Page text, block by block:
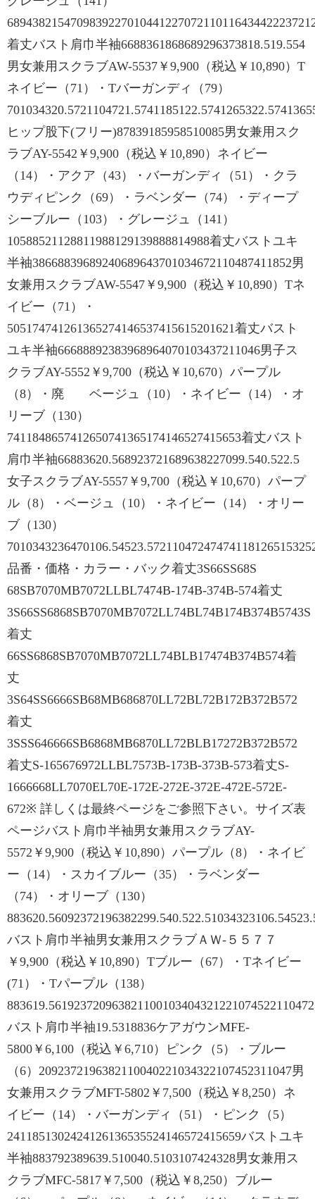
着丈バスト肩巾半袖6688361868689296373818.519.554
男女兼用スクラブAW-5537￥9,900（税込￥10,890）T
ネイビー（71）・Tバーガンディ（79）
ヒップ股下(フリー)87839185958510085男女兼用スク
ラブAY-5542￥9,900（税込￥10,890）ネイビー
（14）・アクア（43）・バーガンディ（51）・クラ
ウディピンク（69）・ラベンダー（74）・ディープ
シーブルー（103）・グレージュ（141）
10588521128811988129139888814988着丈バストユキ
半袖38668839689240689643701034672110487411852男
女兼用スクラブAW-5547￥9,900（税込￥10,890）Tネ
イビー（71）・
505174741261365274146537415615201621着丈バスト
ユキ半袖66688892383968964070103437211046男子ス
クラブAY-5552￥9,700（税込￥10,670）パープル
（8）・廃 ベージュ（10）・ネイビー（14）・オ
リーブ（130）
7411848657412650741365174146527415653着丈バスト
肩巾半袖66883620.568923721689638227099.540.522.5
女子スクラブAY-5557￥9,700（税込￥10,670）パープ
ル（8）・ベージュ（10）・ネイビー（14）・オリー
ブ（130）
品番・価格・カラー・バック着丈3S66SS68S
68SB7070MB7072LLBL7474B-174B-374B-574着丈
3S66SS6868SB7070MB7072LL74BL74B174B374B5743S
着丈
66SS6868SB7070MB7072LL74BLB17474B374B574着
丈
3S64SS6666SB68MB686870LL72BL72B172B372B572
着丈
3SSS646666SB6868MB6870LL72BLB17272B372B572
着丈S-165676972LLBL7573B-173B-373B-573着丈S-
1666668LL7070EL70E-172E-272E-372E-472E-572E-
672※ 詳しくは最終ページをご参照下さい。サイズ表
ページバスト肩巾半袖男女兼用スクラブAY-
5572￥9,900（税込￥10,890）パープル（8）・ネイビ
ー（14）・スカイブルー（35）・ラベンダー
（74）・オリーブ（130）
バスト肩巾半袖男女兼用スクラブＡＷ-５５７７
￥9,900（税込￥10,890）Tブルー（67）・Tネイビー
(71）・Tパープル（138）
バスト肩巾半袖19.5318836ケアガウンMFE-
5800￥6,100（税込￥6,710）ピンク（5）・ブルー
（6）2092372196382110040221034322107452311047男
女兼用スクラブMFT-5802￥7,500（税込￥8,250）ネ
イビー（14）・バーガンディ（51）・ピンク（5）
2411851302424126136535524146572415659バストユキ
半袖883792389639.510040.5103107424328男女兼用ス
クラブMFC-5817￥7,500（税込￥8,250）ブルー